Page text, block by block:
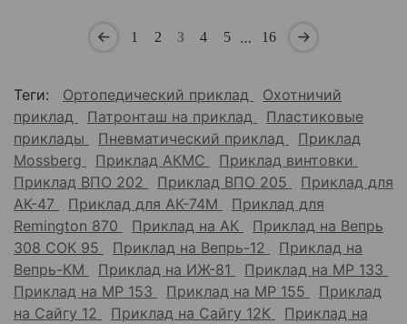
1 2 3 4 5 … 16
Теги: Ортопедический приклад
Охотничий
приклад
Патронташ на приклад
Пластиковые
приклады
Пневматический приклад
Приклад
Mossberg
Приклад АКМС
Приклад винтовки
Приклад ВПО 202
Приклад ВПО 205
Приклад для
АК-47
Приклад для АК-74М
Приклад для
Remington 870
Приклад на АК
Приклад на Вепрь
308 СОК 95
Приклад на Вепрь-12
Приклад на
Вепрь-КМ
Приклад на ИЖ-81
Приклад на МР 133
Приклад на МР 153
Приклад на МР 155
Приклад
на Сайгу 12
Приклад на Сайгу 12К
Приклад на